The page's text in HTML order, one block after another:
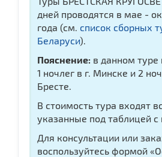
дней проводятся в мае -
года (см. список сборных
Беларуси).
Пояснение: в данном туре
1 ночлег в г. Минске и 2
Бресте.
В стоимость тура входят
указанные под таблицей с
Для консультации или
воспользуйтесь формой